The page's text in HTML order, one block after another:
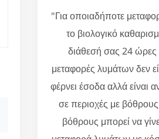
"Για οποιαδήποτε
το βιολογικό
διάθεσή σας 24
μεταφορές λυμάτων δεν
φέρνει έσοδα αλλά είναι
σε περιοχές με
βόθρους μπορεί να